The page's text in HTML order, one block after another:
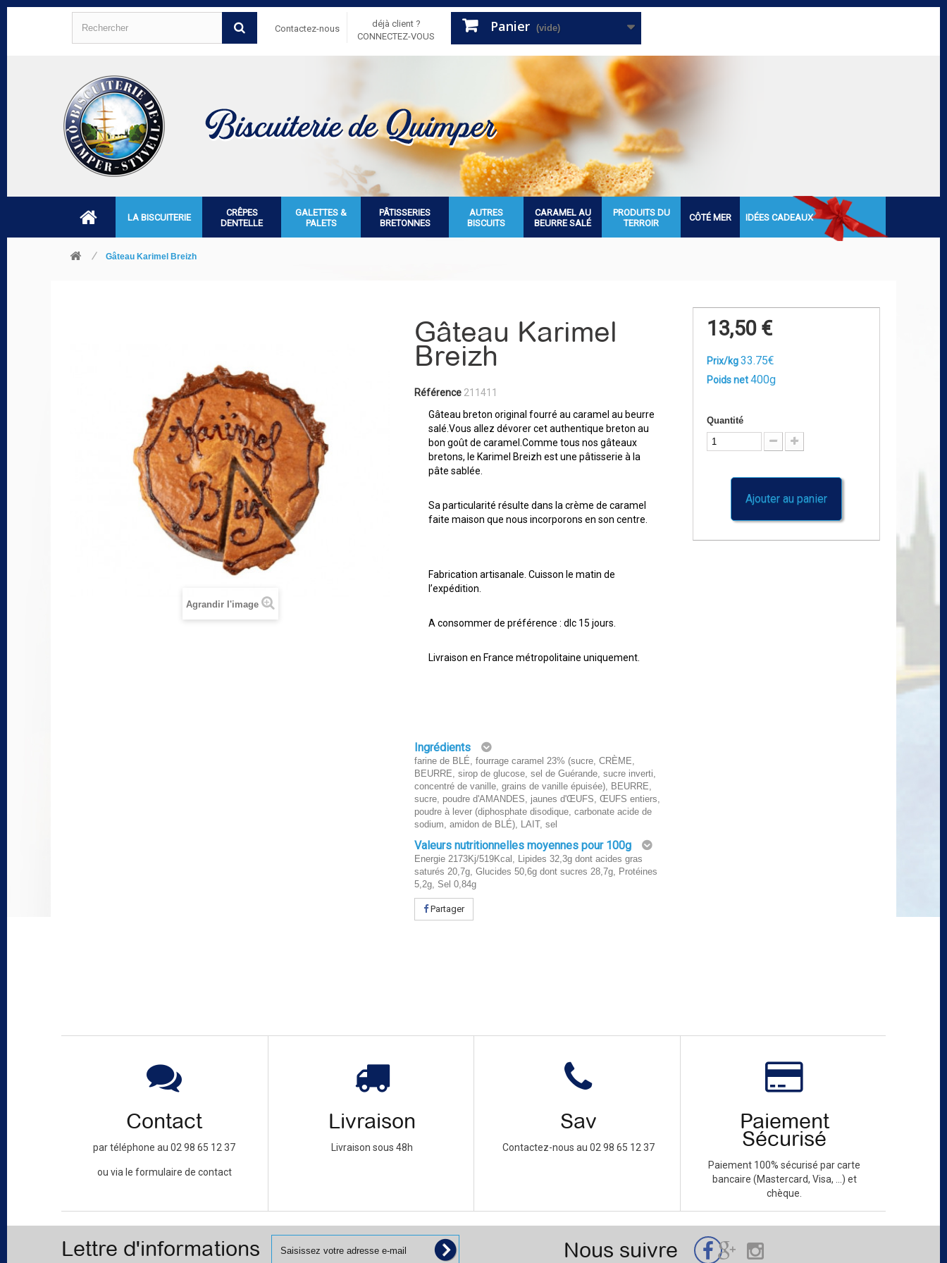
Contactez-nous
déjà client ?
CONNECTEZ-VOUS
Panier (vide)
LA BISCUITERIE
CRÊPES
DENTELLE
GALETTES &
PALETS
PÂTISSERIES
BRETONNES
AUTRES
BISCUITS
CARAMEL AU
BEURRE SALÉ
PRODUITS DU
TERROIR
CÔTÉ MER IDÉES CADEAUX
Gâteau Karimel Breizh
Agrandir l'image
Gâteau Karimel
Breizh
Référence 211411
Gâteau breton original fourré au caramel au beurre
salé.Vous allez dévorer cet authentique breton au
bon goût de caramel.Comme tous nos gâteaux
bretons, le Karimel Breizh est une pâtisserie à la
pâte sablée.
Sa particularité résulte dans la crème de caramel
faite maison que nous incorporons en son centre.
Fabrication artisanale. Cuisson le matin de
l’expédition.
A consommer de préférence : dlc 15 jours.
Livraison en France métropolitaine uniquement.
Ingrédients
farine de BLÉ, fourrage caramel 23% (sucre, CRÈME,
BEURRE, sirop de glucose, sel de Guérande, sucre inverti,
concentré de vanille, grains de vanille épuisée), BEURRE,
sucre, poudre d'AMANDES, jaunes d'ŒUFS, ŒUFS entiers,
poudre à lever (diphosphate disodique, carbonate acide de
sodium, amidon de BLÉ), LAIT, sel
Valeurs nutritionnelles moyennes pour 100g
Energie 2173Kj/519Kcal, Lipides 32,3g dont acides gras
saturés 20,7g, Glucides 50,6g dont sucres 28,7g, Protéines
5,2g, Sel 0,84g
Partager
13,50 €
Prix/kg33.75€
Poids net400g
Quantité
Ajouter au panier
Contact
par téléphone au 02 98 65 12 37
ou via le formulaire de contact
Livraison
Livraison sous 48h
Sav
Contactez-nous au 02 98 65 12 37
Paiement
Sécurisé
Paiement 100% sécurisé par carte
bancaire (Mastercard, Visa, ...) et
chèque.
Lettre d'informations Nous suivre